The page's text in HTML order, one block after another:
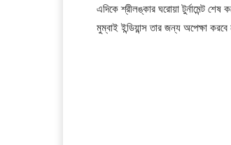
এদিকে শ্রীলঙ্কার ঘরোয়া টুর্নামেন্ট
মুম্বাই ইন্ডিয়ান্স তার জন্য অপেক্ষা